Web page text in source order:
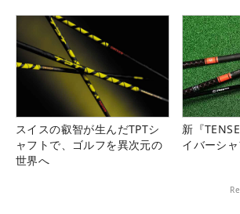
スイスの叡智が生んだTPTシ
ャフトで、ゴルフを異次元の
世界へ
新『
イバーシ